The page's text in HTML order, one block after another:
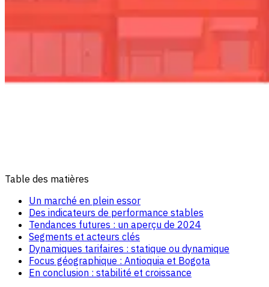
Table des matières
Un marché en plein essor
Des indicateurs de performance stables
Tendances futures : un aperçu de 2024
Segments et acteurs clés
Dynamiques tarifaires : statique ou dynamique
Focus géographique : Antioquia et Bogota
En conclusion : stabilité et croissance